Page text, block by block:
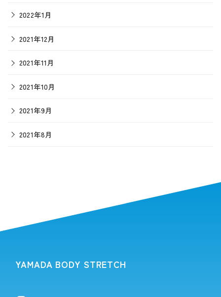
2022年1月
2021年12月
2021年11月
2021年10月
2021年9月
2021年8月
YAMADA BODY STRETCH